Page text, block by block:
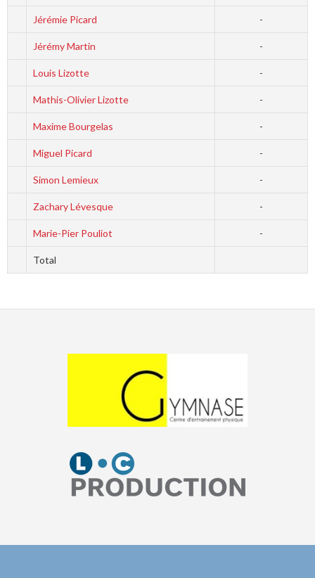
Jérémie Picard -
Jérémy Martin -
Louis Lizotte -
Mathis-Olivier Lizotte -
Maxime Bourgelas -
Miguel Picard -
Simon Lemieux -
Zachary Lévesque -
Marie-Pier Pouliot -
Total